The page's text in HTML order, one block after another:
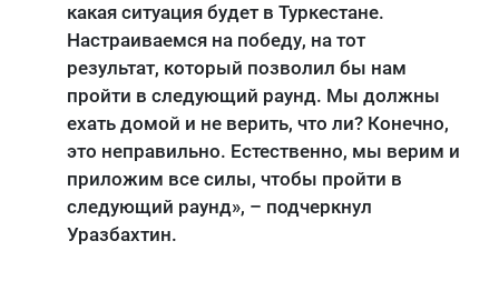
какая ситуация будет в Туркестане.
Настраиваемся на победу, на тот
результат, который позволил бы нам
пройти в следующий раунд. Мы должны
ехать домой и не верить, что ли? Конечно,
это неправильно. Естественно, мы верим и
приложим все силы, чтобы пройти в
следующий раунд», – подчеркнул
Уразбахтин.